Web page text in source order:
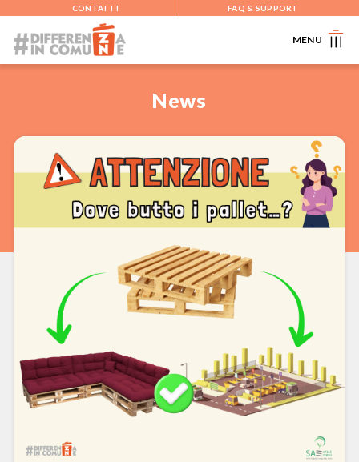
CONTATTI FAQ & SUPPORT
MENU
News